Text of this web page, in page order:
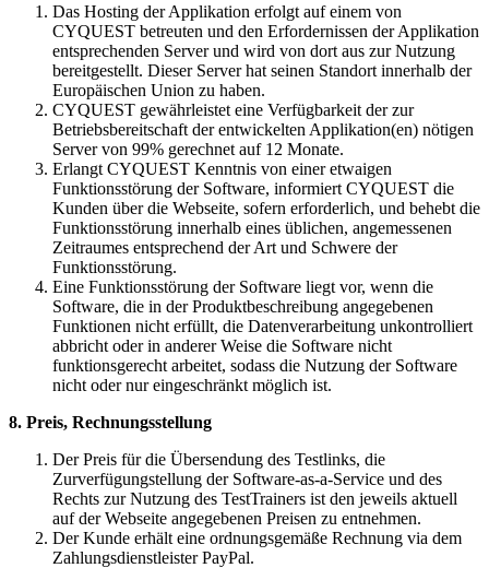
Das Hosting der Applikation erfolgt auf einem von
CYQUEST betreuten und den Erfordernissen der Applikation
entsprechenden Server und wird von dort aus zur Nutzung
bereitgestellt. Dieser Server hat seinen Standort innerhalb der
Europäischen Union zu haben.
CYQUEST gewährleistet eine Verfügbarkeit der zur
Betriebsbereitschaft der entwickelten Applikation(en) nötigen
Server von 99% gerechnet auf 12 Monate.
Erlangt CYQUEST Kenntnis von einer etwaigen
Funktionsstörung der Software, informiert CYQUEST die
Kunden über die Webseite, sofern erforderlich, und behebt die
Funktionsstörung innerhalb eines üblichen, angemessenen
Zeitraumes entsprechend der Art und Schwere der
Funktionsstörung.
Eine Funktionsstörung der Software liegt vor, wenn die
Software, die in der Produktbeschreibung angegebenen
Funktionen nicht erfüllt, die Datenverarbeitung unkontrolliert
abbricht oder in anderer Weise die Software nicht
funktionsgerecht arbeitet, sodass die Nutzung der Software
nicht oder nur eingeschränkt möglich ist.
8. Preis, Rechnungsstellung
Der Preis für die Übersendung des Testlinks, die
Zurverfügungstellung der Software-as-a-Service und des
Rechts zur Nutzung des TestTrainers ist den jeweils aktuell
auf der Webseite angegebenen Preisen zu entnehmen.
Der Kunde erhält eine ordnungsgemäße Rechnung via dem
Zahlungsdienstleister PayPal.